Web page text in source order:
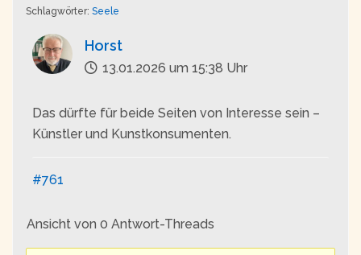
Schlagwörter: Seele
Horst
13.01.2026 um 15:38 Uhr
Das dürfte für beide Seiten von Interesse sein –
Künstler und Kunstkonsumenten.
#761
Ansicht von 0 Antwort-Threads